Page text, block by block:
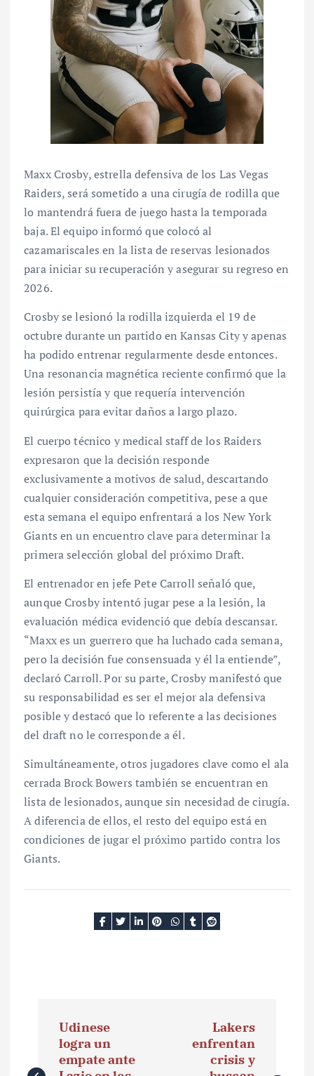
Maxx Crosby, estrella defensiva de los Las Vegas
Raiders, será sometido a una cirugía de rodilla que
lo mantendrá fuera de juego hasta la temporada
baja. El equipo informó que colocó al
cazamariscales en la lista de reservas lesionados
para iniciar su recuperación y asegurar su regreso en
2026.
Crosby se lesionó la rodilla izquierda el 19 de
octubre durante un partido en Kansas City y apenas
ha podido entrenar regularmente desde entonces.
Una resonancia magnética reciente confirmó que la
lesión persistía y que requería intervención
quirúrgica para evitar daños a largo plazo.
El cuerpo técnico y medical staff de los Raiders
expresaron que la decisión responde
exclusivamente a motivos de salud, descartando
cualquier consideración competitiva, pese a que
esta semana el equipo enfrentará a los New York
Giants en un encuentro clave para determinar la
primera selección global del próximo Draft.
El entrenador en jefe Pete Carroll señaló que,
aunque Crosby intentó jugar pese a la lesión, la
evaluación médica evidenció que debía descansar.
“Maxx es un guerrero que ha luchado cada semana,
pero la decisión fue consensuada y él la entiende”,
declaró Carroll. Por su parte, Crosby manifestó que
su responsabilidad es ser el mejor ala defensiva
posible y destacó que lo referente a las decisiones
del draft no le corresponde a él.
Simultáneamente, otros jugadores clave como el ala
cerrada Brock Bowers también se encuentran en
lista de lesionados, aunque sin necesidad de cirugía.
A diferencia de ellos, el resto del equipo está en
condiciones de jugar el próximo partido contra los
Giants.
v
Udinese
logra un
empate ante
Lakers
enfrentan
crisis y